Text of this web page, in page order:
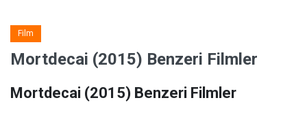
Film
Mortdecai (2015) Benzeri Filmler
Mortdecai (2015) Benzeri Filmler